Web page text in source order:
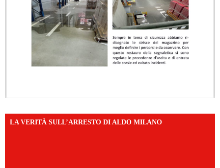
LA VERITÀ SULL’ARRESTO DI ALDO MILANO